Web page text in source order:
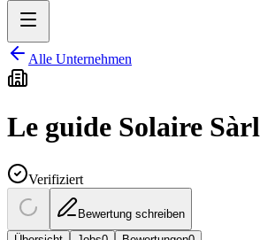
Alle Unternehmen
Le guide Solaire Sàrl
Verifiziert
Bewertung schreiben